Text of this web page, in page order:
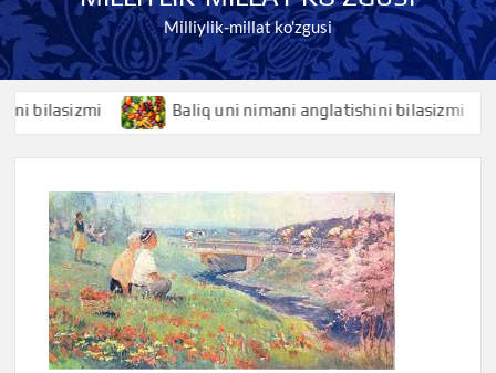
Milliylik-millat ko'zgusi
Baliq uni nimani anglatishini bilasizmi